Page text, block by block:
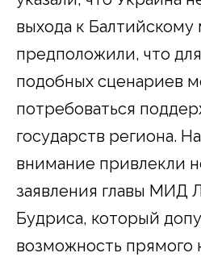
выхода к
предположили, что
подобных сценариев
потребоваться
государств региона.
внимание привлекли
заявления главы МИД
Будриса, который
возможность прямого